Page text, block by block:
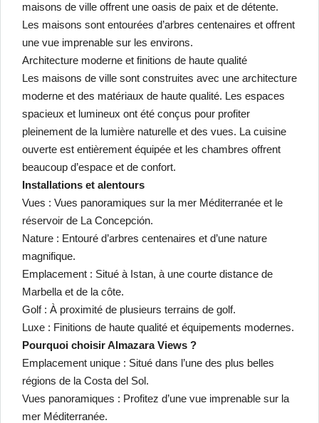
maisons de ville offrent une oasis de paix et de détente.
Les maisons sont entourées d’arbres centenaires et offrent
une vue imprenable sur les environs.
Architecture moderne et finitions de haute qualité
Les maisons de ville sont construites avec une architecture
moderne et des matériaux de haute qualité. Les espaces
spacieux et lumineux ont été conçus pour profiter
pleinement de la lumière naturelle et des vues. La cuisine
ouverte est entièrement équipée et les chambres offrent
beaucoup d’espace et de confort.
Installations et alentours
Vues : Vues panoramiques sur la mer Méditerranée et le
réservoir de La Concepción.
Nature : Entouré d’arbres centenaires et d’une nature
magnifique.
Emplacement : Situé à Istan, à une courte distance de
Marbella et de la côte.
Golf : À proximité de plusieurs terrains de golf.
Luxe : Finitions de haute qualité et équipements modernes.
Pourquoi choisir Almazara Views ?
Emplacement unique : Situé dans l’une des plus belles
régions de la Costa del Sol.
Vues panoramiques : Profitez d’une vue imprenable sur la
mer Méditerranée.